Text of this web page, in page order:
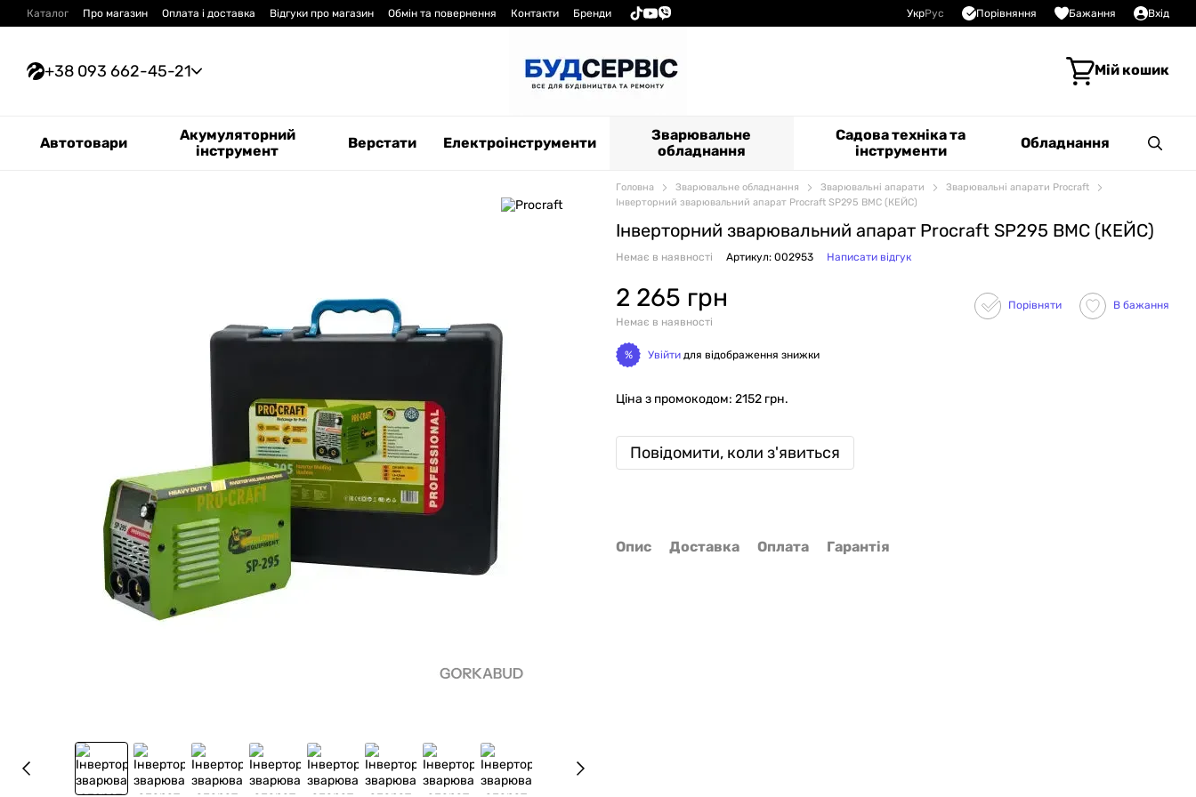
Перейти до основного контенту
Каталог Про магазин Оплата і доставка Відгуки про магазин Обмін та повернення Контакти Бренди УкрРус Порівняння Бажання Вхід
+38 093 662-45-21 Мій кошик
Автотовари
Акумуляторний
інструмент
Верстати Електроінструменти
Зварювальне
обладнання
Садова техніка та
інструменти
Обладнання
Головна Зварювальне обладнання Зварювальні апарати
Зварювальні апарати Procraft
Інверторний зварювальний апарат Procraft SP295 ВМС (КЕЙС)
Інверторний зварювальний апарат Procraft SP295 ВМС (КЕЙС)
Немає в наявності Артикул: 002953 Написати відгук
2 265 грн
Немає в наявності
Порівняти В бажання
% Увійти для відображення знижки
Ціна з промокодом: 2152 грн.
Повідомити, коли з'явиться
Опис Доставка Оплата Гарантія